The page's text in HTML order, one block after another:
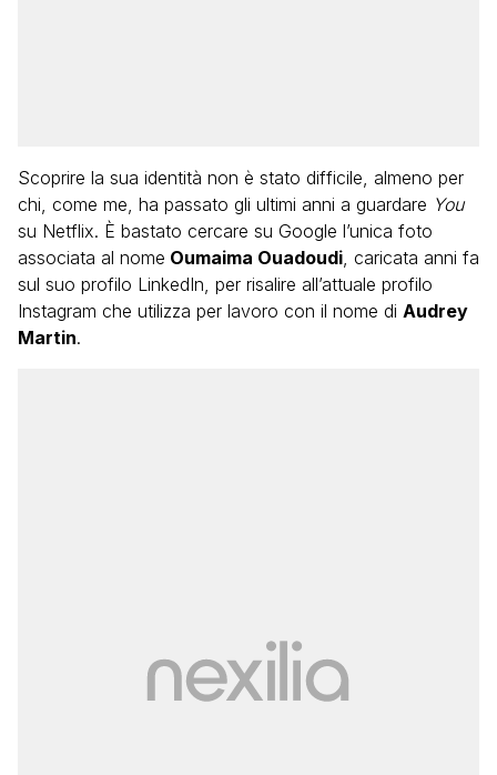
Scoprire la sua identità non è stato difficile, almeno per
chi, come me, ha passato gli ultimi anni a guardare You
su Netflix. È bastato cercare su Google l’unica foto
associata al nome Oumaima Ouadoudi, caricata anni fa
sul suo profilo LinkedIn, per risalire all’attuale profilo
Instagram che utilizza per lavoro con il nome di Audrey
Martin.